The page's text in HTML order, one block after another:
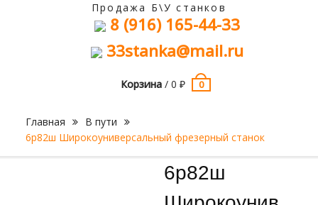
Продажа Б\У станков
8 (916) 165-44-33
33stanka@mail.ru
Корзина/ 0 ₽ 0
Главная
В пути
6р82ш Широкоуниверсальный фрезерный станок
6р82ш